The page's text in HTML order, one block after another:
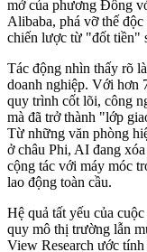
mở của phương Đông
Alibaba, phá vỡ thế
chiến lược từ "đốt tiền"
Tác động nhìn thấy rõ
doanh nghiệp. Với hơn
quy trình cốt lõi, công
mà đã trở thành "lớp
Từ những văn phòng
ở châu Phi, AI đang
cộng tác với máy móc
lao động toàn cầu.
Hệ quả tất yếu của
quy mô thị trường lẫn
View Research ước